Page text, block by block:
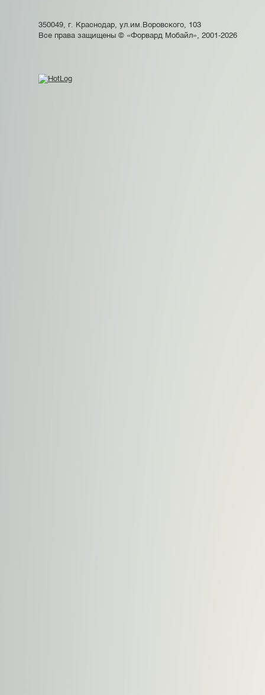
350049, г. Краснодар, ул.им.Воровского, 103
Все права защищены © «Форвард Мобайл», 2001-2026